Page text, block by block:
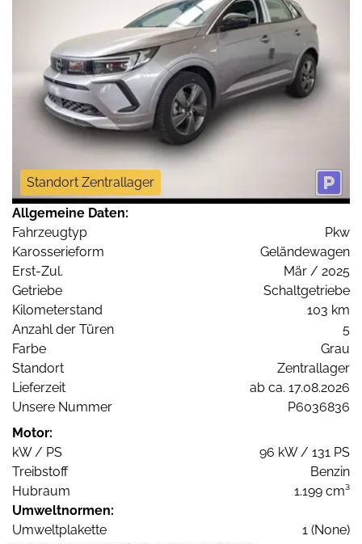
Standort Zentrallager
Allgemeine Daten:
Fahrzeugtyp
Pkw
Karosserieform
Geländewagen
Erst-Zul.
Mär / 2025
Getriebe
Schaltgetriebe
Kilometerstand
103 km
Anzahl der Türen
5
Farbe
Grau
Standort
Zentrallager
Lieferzeit
ab ca. 17.08.2026
Unsere Nummer
P6036836
Motor:
kW / PS
96 kW / 131 PS
Treibstoff
Benzin
Hubraum
1.199 cm³
Umweltnormen:
Umweltplakette
1 (None)